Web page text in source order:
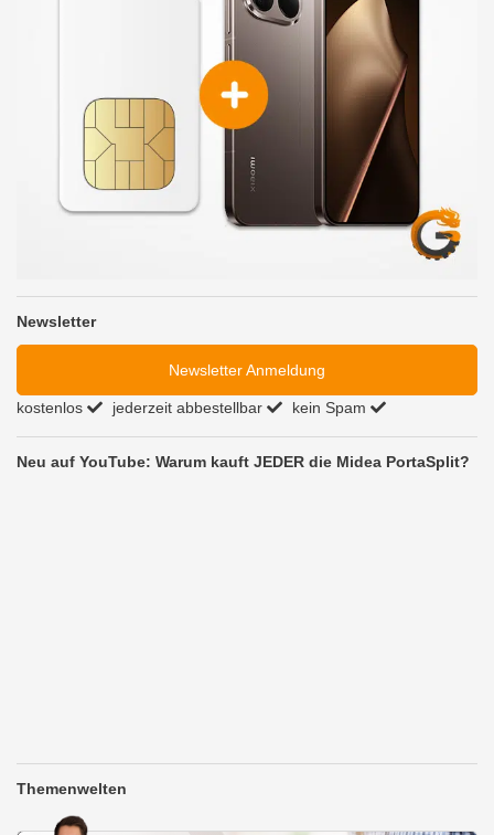
Newsletter
Newsletter Anmeldung
kostenlos jederzeit abbestellbar kein Spam
Neu auf YouTube: Warum kauft JEDER die Midea PortaSplit?
Themenwelten